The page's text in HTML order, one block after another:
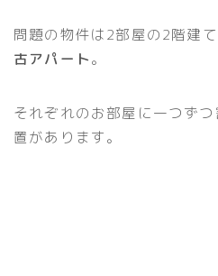
問題の物件は2部屋の2階建
古アパート。
それぞれのお部屋に一つず
置があります。